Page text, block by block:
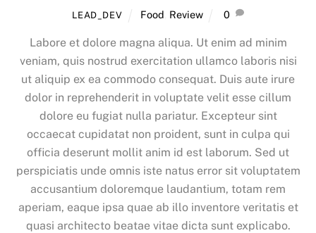
LEAD_DEV Food Review 0
Labore et dolore magna aliqua. Ut enim ad minim
veniam, quis nostrud exercitation ullamco laboris nisi
ut aliquip ex ea commodo consequat. Duis aute irure
dolor in reprehenderit in voluptate velit esse cillum
dolore eu fugiat nulla pariatur. Excepteur sint
occaecat cupidatat non proident, sunt in culpa qui
officia deserunt mollit anim id est laborum. Sed ut
perspiciatis unde omnis iste natus error sit voluptatem
accusantium doloremque laudantium, totam rem
aperiam, eaque ipsa quae ab illo inventore veritatis et
quasi architecto beatae vitae dicta sunt explicabo.